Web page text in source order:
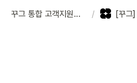
꾸그 통합 고객지원센터 /